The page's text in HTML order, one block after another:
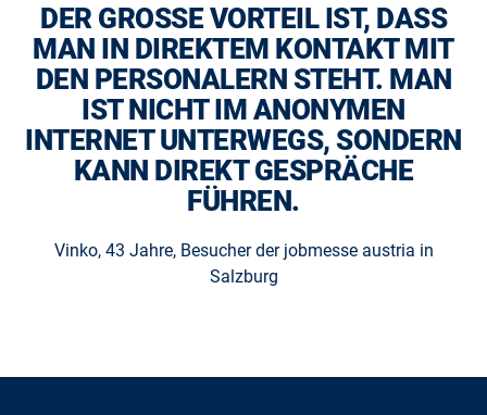
DER GROSSE VORTEIL IST, DASS M
AN IN DIREKTEM KONTAKT MIT D
EN PERSONALERN STEHT. MAN I
ST NICHT IM ANONYMEN I
NTERNET UNTERWEGS, SONDERN K
ANN DIREKT GESPRÄCHE F
ÜHREN.
Vinko, 43 Jahre, Besucher der jobmesse austria in
Salzburg